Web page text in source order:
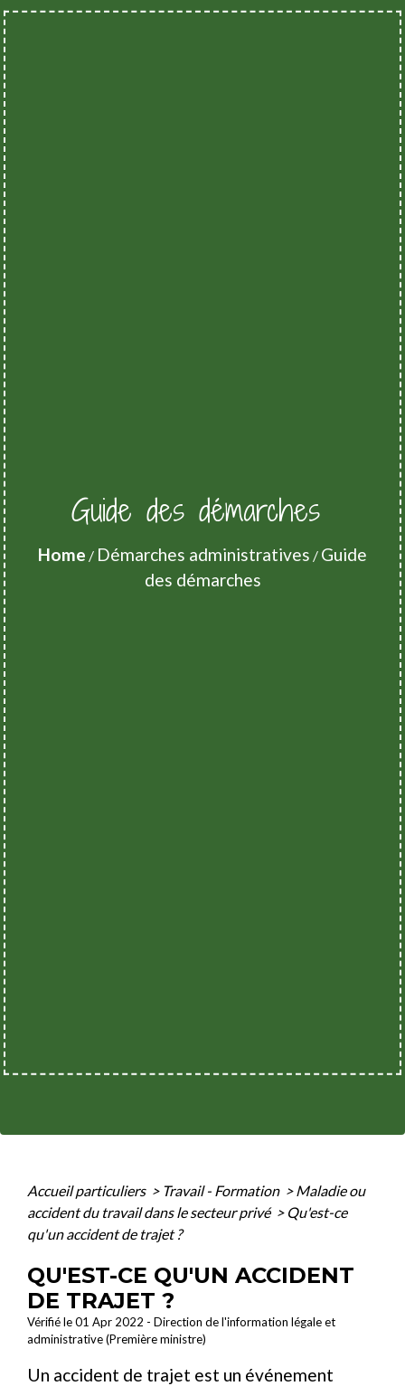
Guide des démarches
Home / Démarches administratives / Guide
des démarches
Accueil particuliers > Travail - Formation > Maladie ou
accident du travail dans le secteur privé > Qu'est-ce
qu'un accident de trajet ?
QU'EST-CE QU'UN ACCIDENT
DE TRAJET ?
Vérifié le 01 Apr 2022 - Direction de l'information légale et
administrative (Première ministre)
Un accident de trajet est un événement